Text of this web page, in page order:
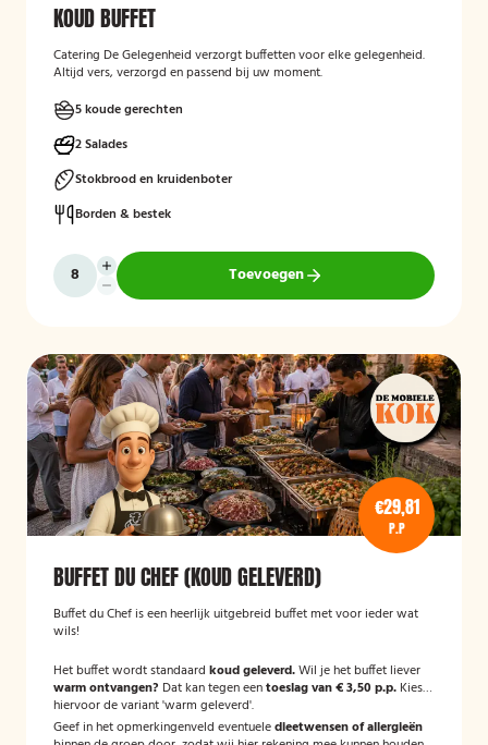
KOUD BUFFET
Catering De Gelegenheid verzorgt buffetten voor elke gelegenheid.
Altijd vers, verzorgd en passend bij uw moment.
5 koude gerechten
2 Salades
Stokbrood en kruidenboter
Borden & bestek
Toevoegen
€29,81
P.P
BUFFET DU CHEF (KOUD GELEVERD)
Buffet du Chef is een heerlijk uitgebreid buffet met voor ieder wat
wils!
Het buffet wordt standaard koud geleverd.Wil je het buffet liever
warm ontvangen? Dat kan tegen eentoeslag van € 3,50 p.p. Kies
hiervoor de variant 'warm geleverd'.
Geef in het opmerkingenveld eventueledieetwensen of allergieën